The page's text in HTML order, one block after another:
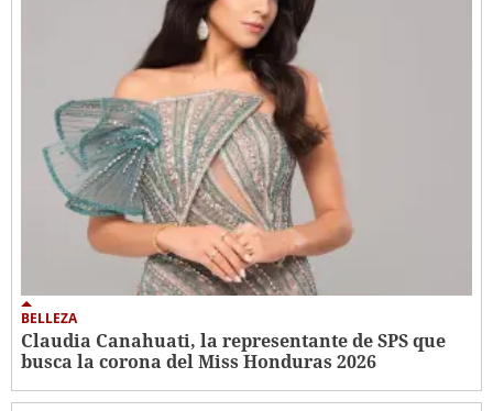
BELLEZA
Claudia Canahuati, la representante de SPS que
busca la corona del Miss Honduras 2026